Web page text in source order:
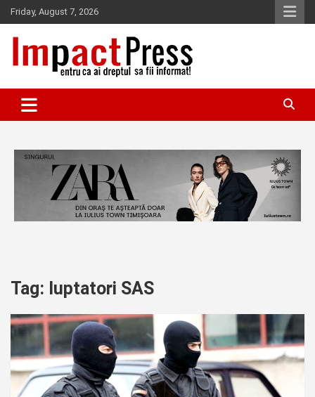
Skip
to
content
Friday, August 7, 2026
IMPACTPRESS
Tag: luptatori SAS